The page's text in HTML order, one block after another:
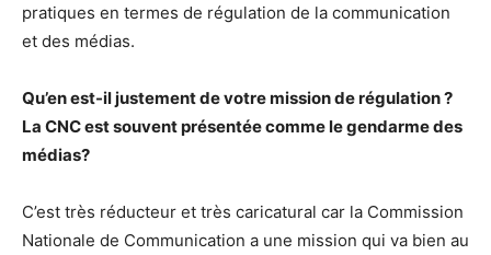
pratiques en termes de régulation de la communication
et des médias.
Qu’en est-il justement de votre mission de régulation ?
La CNC est souvent présentée comme le gendarme des
médias?
C’est très réducteur et très caricatural car la Commission
Nationale de Communication a une mission qui va bien au